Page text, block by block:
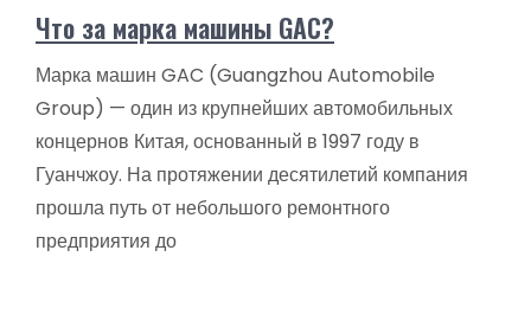
Что за марка машины GAC?
Марка машин GAC (Guangzhou Automobile
Group) — один из крупнейших автомобильных
концернов Китая, основанный в 1997 году в
Гуанчжоу. На протяжении десятилетий компания
прошла путь от небольшого ремонтного
предприятия до